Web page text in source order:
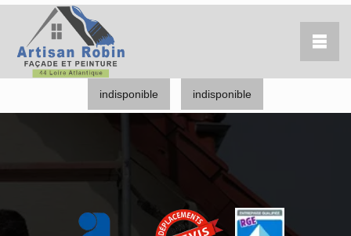
indisponible indisponible